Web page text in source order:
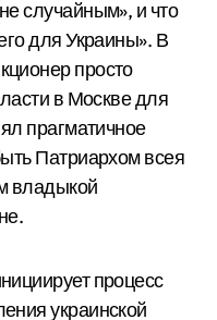
случайным», и что
для Украины». В
просто
в Москве для
прагматичное
Патриархом всея
владыкой
процесс
украинской